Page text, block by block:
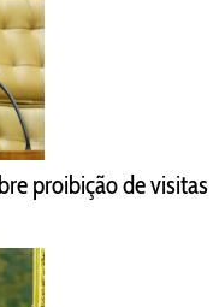
proibição de visitas